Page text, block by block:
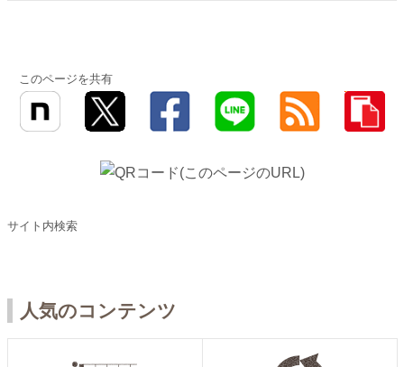
このページを共有
サイト内検索
人気のコンテンツ